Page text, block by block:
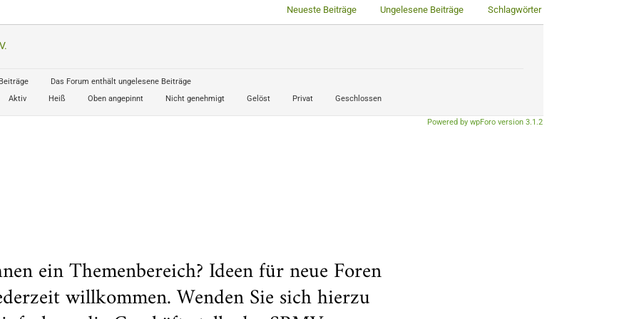
Neueste Beiträge Ungelesene Beiträge Schlagwörter
Das Forum enthält ungelesene Beiträge
Aktiv
Heiß Oben angepinnt Nicht genehmigt Gelöst Privat Geschlossen
Powered by wpForo version 3.1.2
ein Themenbereich? Ideen für neue Foren
willkommen. Wenden Sie sich hierzu